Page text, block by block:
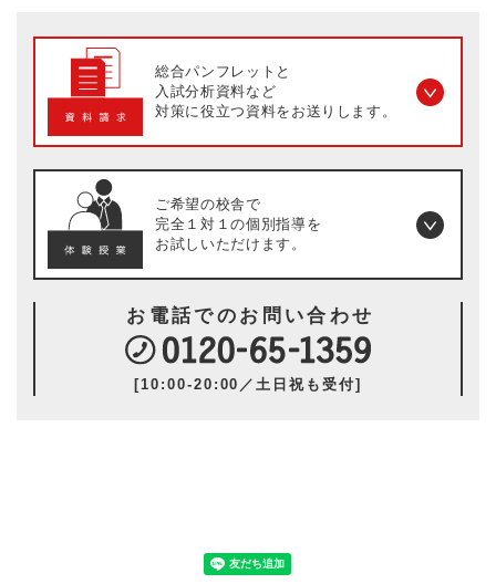
総合パンフレットと
入試分析資料など
対策に役立つ資料を お送りします。
ご希望の校舎で
完全１対１の個別指導を
お試しいただけます。
お電話でのお問い合わせ
[10:00-20:00／土日祝も受付]